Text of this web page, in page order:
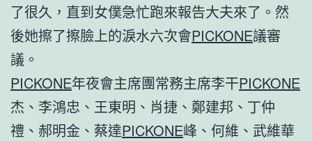
了很久，直到女僕急忙跑來報告大夫來了。然
後她擦了擦臉上的淚水六次會PICKONE議審
議。
PICKONE年夜會主席團常務主席李干PICKONE
杰、李鴻忠、王東明、肖捷、鄭建邦、丁仲
禮、郝明金、蔡達PICKONE峰、何維、武維華